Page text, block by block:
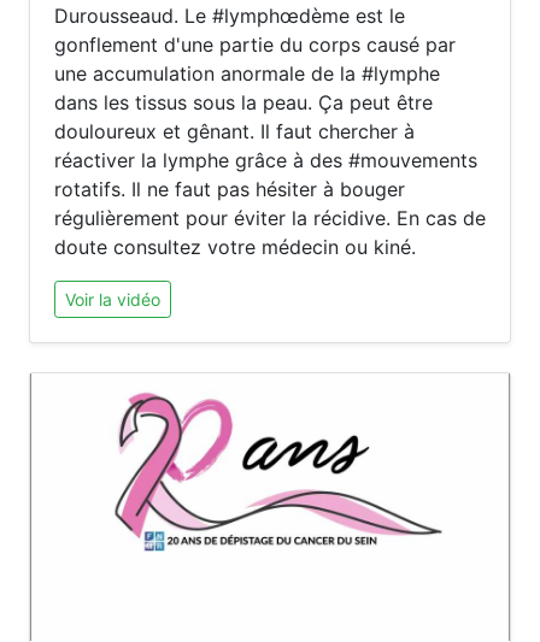
Durousseaud. Le #lymphœdème est le
gonflement d'une partie du corps causé par
une accumulation anormale de la #lymphe
dans les tissus sous la peau. Ça peut être
douloureux et gênant. Il faut chercher à
réactiver la lymphe grâce à des #mouvements
rotatifs. Il ne faut pas hésiter à bouger
régulièrement pour éviter la récidive. En cas de
doute consultez votre médecin ou kiné.
Voir la vidéo